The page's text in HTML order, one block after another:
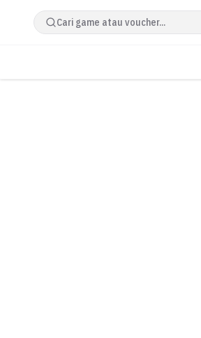
Cari game atau voucher...